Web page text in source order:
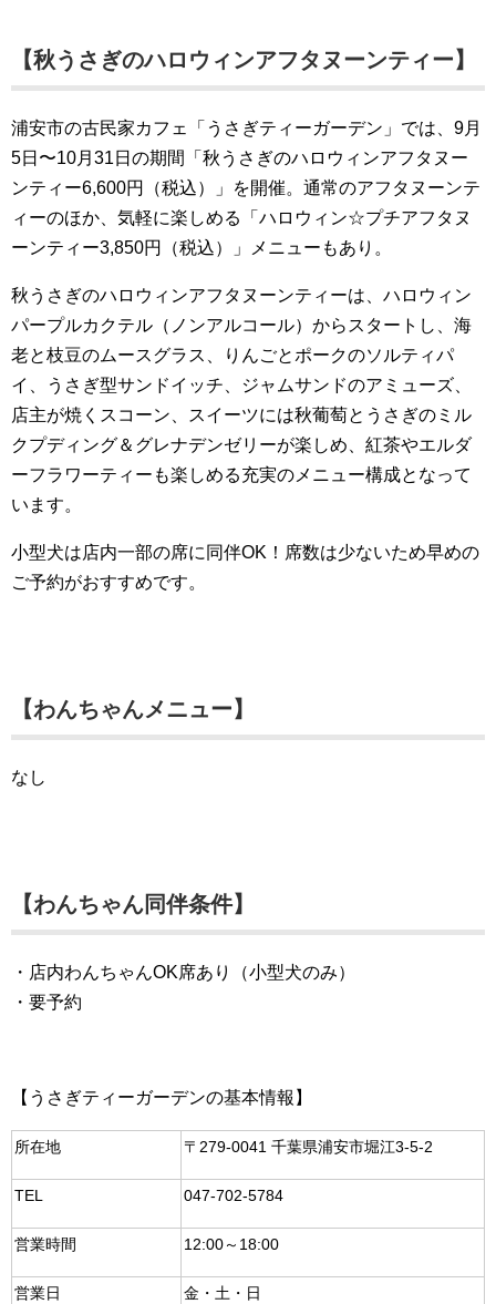
【秋うさぎのハロウィンアフタヌーンティー】
浦安市の古民家カフェ「うさぎティーガーデン」では、9月
5日〜10月31日の期間「秋うさぎのハロウィンアフタヌー
ンティー6,600円（税込）」を開催。通常のアフタヌーンテ
ィーのほか、気軽に楽しめる「ハロウィン☆プチアフタヌ
ーンティー3,850円（税込）」メニューもあり。
秋うさぎのハロウィンアフタヌーンティーは、ハロウィン
パープルカクテル（ノンアルコール）からスタートし、海
老と枝豆のムースグラス、りんごとポークのソルティパ
イ、うさぎ型サンドイッチ、ジャムサンドのアミューズ、
店主が焼くスコーン、スイーツには秋葡萄とうさぎのミル
クプディング＆グレナデンゼリーが楽しめ、紅茶やエルダ
ーフラワーティーも楽しめる充実のメニュー構成となって
います。
小型犬は店内一部の席に同伴OK！席数は少ないため早めの
ご予約がおすすめです。
【わんちゃんメニュー】
なし
【わんちゃん同伴条件】
・店内わんちゃんOK席あり（小型犬のみ）
・要予約
【うさぎティーガーデンの基本情報】
所在地 〒279-0041 千葉県浦安市堀江3-5-2
TEL 047-702-5784
営業時間 12:00～18:00
営業日 金・土・日